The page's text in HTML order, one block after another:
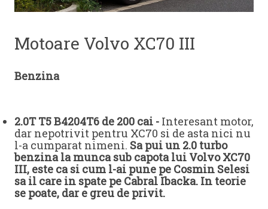
Motoare Volvo XC70 III
Benzina
2.0T T5 B4204T6 de 200 cai - Interesant motor,
dar nepotrivit pentru XC70 si de asta nici nu
l-a cumparat nimeni. Sa pui un 2.0 turbo
benzina la munca sub capota lui Volvo XC70
III, este ca si cum l-ai pune pe Cosmin Selesi
sa il care in spate pe Cabral Ibacka. In teorie
se poate, dar e greu de privit.